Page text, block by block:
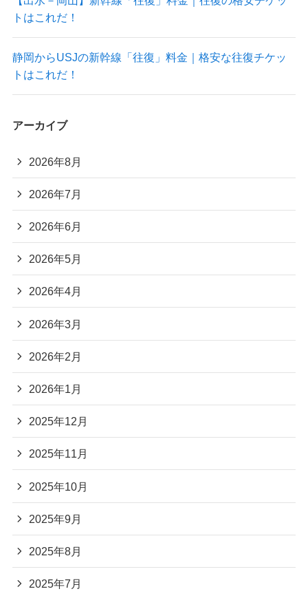
トはこれだ！
静岡からUSJの新幹線「往復」料金｜格安な往復チケッ
トはこれだ！
アーカイブ
2026年8月
2026年7月
2026年6月
2026年5月
2026年4月
2026年3月
2026年2月
2026年1月
2025年12月
2025年11月
2025年10月
2025年9月
2025年8月
2025年7月